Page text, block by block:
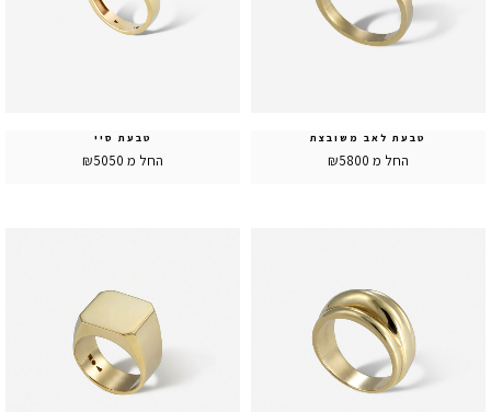
טבעת לאב משובצת
החל מ ₪5800
טבעת סיי
החל מ ₪5050